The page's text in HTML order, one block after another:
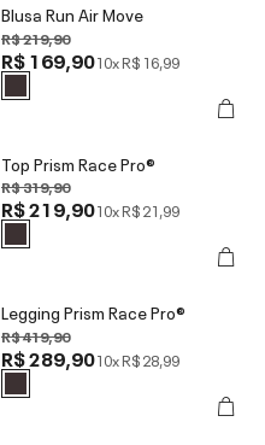
Blusa Run Air Move
R$ 219,90
R$ 169,9010xR$ 16,99
Top Prism Race Pro®
R$ 319,90
R$ 219,9010xR$ 21,99
Legging Prism Race Pro®
R$ 419,90
R$ 289,9010xR$ 28,99